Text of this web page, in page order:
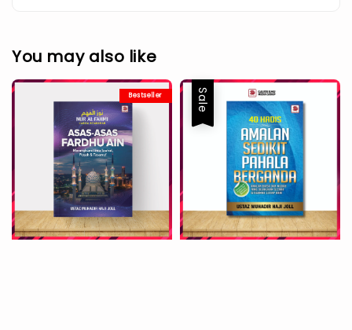
You may also like
Bestseller Sale